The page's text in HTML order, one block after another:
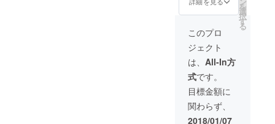
ト等への記載が
出来ません。予
めご準備頂けま
すようお願いい
たします。HPに
関しましては、1
月15日を過ぎま
しても掲載は可
能でございま
す。ご準備頂け
るようお願いい
たします。
サーパネルに関
しましては、募
ら、お名前等の
印刷用データ確
認をさせて頂き
ます。大変心苦
しくはあります
が、1月15日ま
でにデータの確
認が出来ない場
合、パンフレッ
グ時 ・ステージ
スポンサーパネ
ル掲載 ・パンフ
レット ロゴ・
社名記載 １/２
広告 ・チラシの
同封 当日配布
パンフレット ・
第5回トラックド
ライバー甲子園
DVD送付 ※注意※
を
選
択
す
る
このプロ
ジェクト
は、 All-In方
式です。
目標金額に
関わらず、
2018/01/07